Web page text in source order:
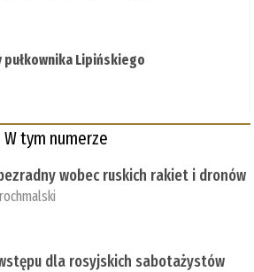
pułkownika Lipińskiego
W tym numerze
wobec ruskich rakiet i dronów
dla rosyjskich sabotażystów